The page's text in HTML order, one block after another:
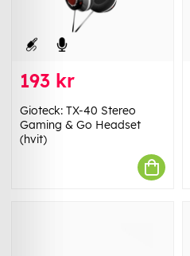
193 kr
Gioteck: TX-40 Stereo
Gaming & Go Headset
(hvit)